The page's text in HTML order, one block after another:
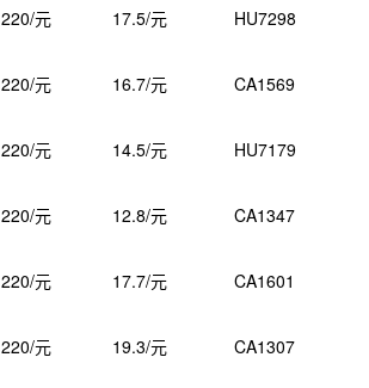
220/元 17.5/元 HU7298
220/元 16.7/元 CA1569
220/元 14.5/元 HU7179
220/元 12.8/元 CA1347
220/元 17.7/元 CA1601
220/元 19.3/元 CA1307